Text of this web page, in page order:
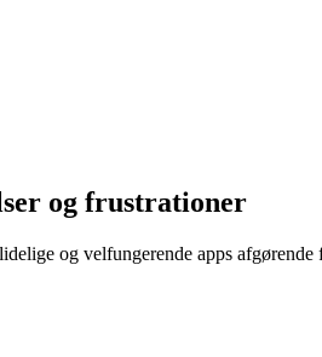
og frustrationer
og velfungerende apps